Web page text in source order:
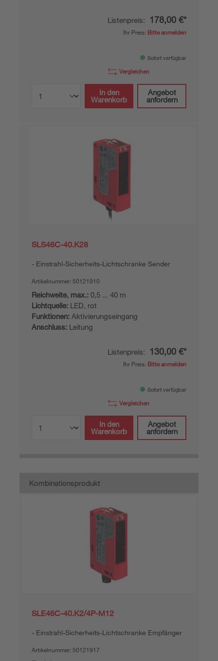
Listenpreis: 178,00 €*
Ihr Preis: Bitte anmelden
Sofort verfügbar
Vergleichen
In den
Warenkorb
Angebot
anfordern
SLS46C-40.K28
Einstrahl-Sicherheits-Lichtschranke Sender
Artikelnummer: 50121910
Reichweite, max.: 0,5 ... 40 m
Lichtquelle: LED, rot
Funktionen: Aktivierungseingang
Anschluss: Leitung
Listenpreis: 130,00 €*
Ihr Preis: Bitte anmelden
Sofort verfügbar
Vergleichen
In den
Warenkorb
Angebot
anfordern
Kombinationsprodukt
SLE46C-40.K2/4P-M12
Einstrahl-Sicherheits-Lichtschranke Empfänger
Artikelnummer: 50121917